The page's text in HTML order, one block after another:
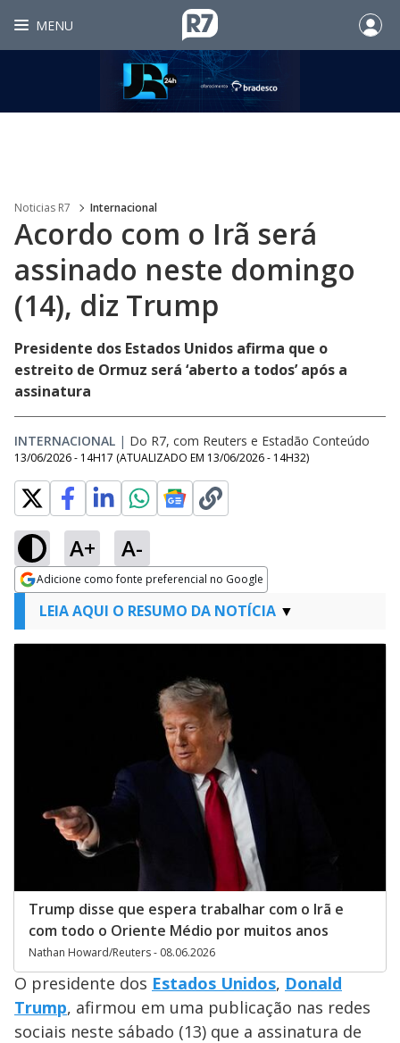
MENU
Noticias R7 Internacional
Acordo com o Irã será
assinado neste domingo
(14), diz Trump
Presidente dos Estados Unidos afirma que o
estreito de Ormuz será ‘aberto a todos’ após a
assinatura
INTERNACIONAL | Do R7, com Reuters e Estadão Conteúdo
13/06/2026 - 14H17 (ATUALIZADO EM 13/06/2026 - 14H32)
A+ A-
Adicione como fonte preferencial no Google
Opens in new window
LEIA AQUI O RESUMO DA NOTÍCIA
Trump disse que espera trabalhar com o Irã e
com todo o Oriente Médio por muitos anos
Nathan Howard/Reuters - 08.06.2026
O presidente dos Estados Unidos, Donald
Trump, afirmou em uma publicação nas redes
sociais neste sábado (13) que a assinatura de